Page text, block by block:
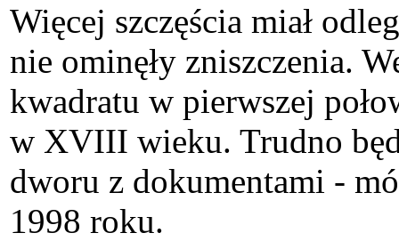
Więcej szczęścia miał
nie ominęły zniszczenia.
kwadratu w pierwszej
w XVIII wieku. Trudno
dworu z dokumentami -
1998 roku.